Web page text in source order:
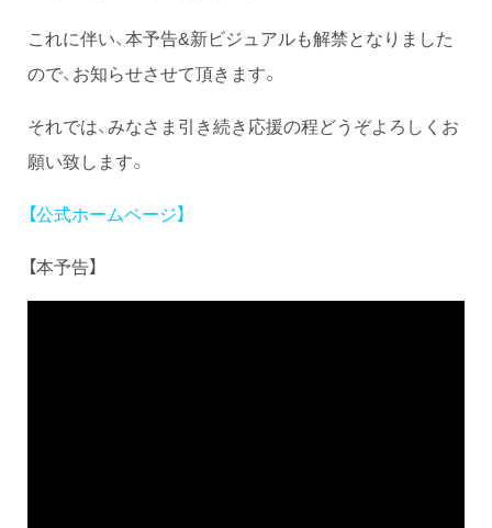
これに伴い、本予告&新ビジュアルも解禁となりました
ので、お知らせさせて頂きます。
それでは、みなさま引き続き応援の程どうぞよろしくお
願い致します。
【公式ホームページ】
【本予告】